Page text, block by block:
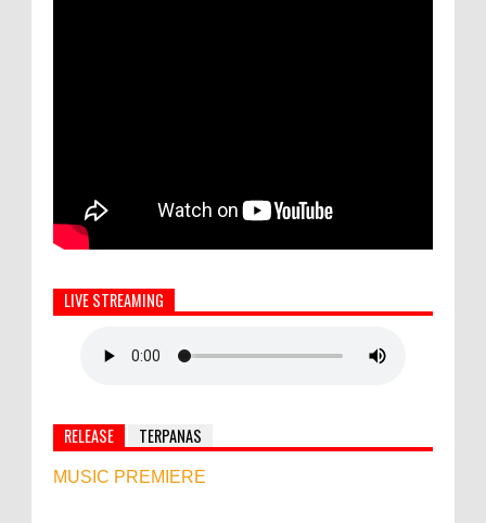
LIVE STREAMING
RELEASE TERPANAS
MUSIC PREMIERE